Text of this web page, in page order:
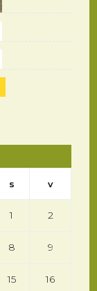
s v
1 2
8 9
15 16